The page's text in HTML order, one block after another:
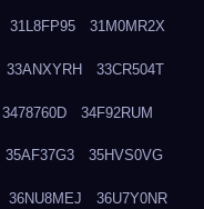
31L8FP95 31M0MR2X
33ANXYRH 33CR504T
3478760D 34F92RUM
35AF37G3 35HVS0VG
36NU8MEJ 36U7Y0NR